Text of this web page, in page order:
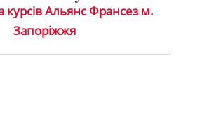
курсів Альянс Франсез м.
Запоріжжя